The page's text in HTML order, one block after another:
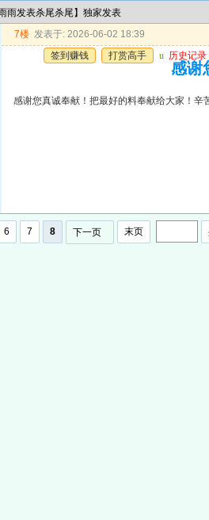
雨发表杀尾杀尾】独家发表
7楼 发表于: 2026-06-02 18:39
签到赚钱
打赏高手 u 历史记录
感谢
感谢您真诚奉献！把最好的料奉献给大家！辛
6 7 8 下一页 末页